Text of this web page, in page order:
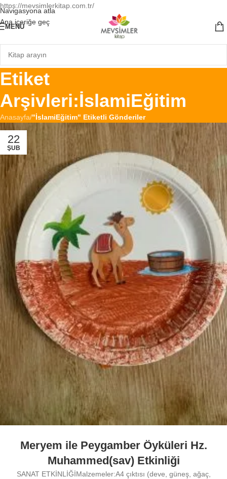
https://mevsimlerkitap.com.tr/
Navigasyona atla
Ana içeriğe geç
MENÜ
Etiket
Arşivleri:İslamiEğitim
Anasayfa/"İslamiEğitim" Etiketli Gönderiler
22
ŞUB
Meryem ile Peygamber Öyküleri Hz.
Muhammed(sav) Etkinliği
SANAT ETKİNLİĞİMalzemeler:A4 çıktısı (deve, güneş, ağaç,